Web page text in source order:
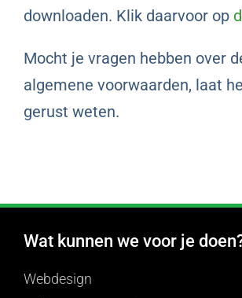
downloaden. Klik daarvoor op
Mocht je vragen hebben over
algemene voorwaarden, laat
gerust weten.
Wat kunnen we voor je
Webdesign